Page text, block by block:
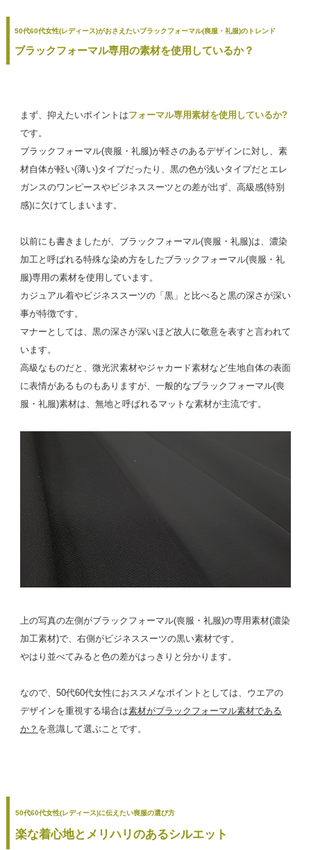
50代60代女性(レディース)がおさえたいブラックフォーマル(喪服・礼服)のトレンド
ブラックフォーマル専用の素材を使用しているか？
まず、抑えたいポイントはフォーマル専用素材を使用しているか?
です。
ブラックフォーマル(喪服・礼服)が軽さのあるデザインに対し、素
材自体が軽い(薄い)タイプだったり、黒の色が浅いタイプだとエレ
ガンスのワンピースやビジネススーツとの差が出ず、高級感(特別
感)に欠けてしまいます。
以前にも書きましたが、ブラックフォーマル(喪服・礼服)は、濃染
加工と呼ばれる特殊な染め方をしたブラックフォーマル(喪服・礼
服)専用の素材を使用しています。
カジュアル着やビジネススーツの「黒」と比べると黒の深さが深い
事が特徴です。
マナーとしては、黒の深さが深いほど故人に敬意を表すと言われて
います。
高級なものだと、微光沢素材やジャカード素材など生地自体の表面
に表情があるものもありますが、一般的なブラックフォーマル(喪
服・礼服)素材は、無地と呼ばれるマットな素材が主流です。
上の写真の左側がブラックフォーマル(喪服・礼服)の専用素材(濃染
加工素材)で、右側がビジネススーツの黒い素材です。
やはり並べてみると色の差がはっきりと分かります。
なので、50代60代女性におススメなポイントとしては、ウエアの
デザインを重視する場合は素材がブラックフォーマル素材である
か？ を意識して選ぶことです。
50代60代女性(レディース)に伝えたい喪服の選び方
楽な着心地とメリハリのあるシルエット